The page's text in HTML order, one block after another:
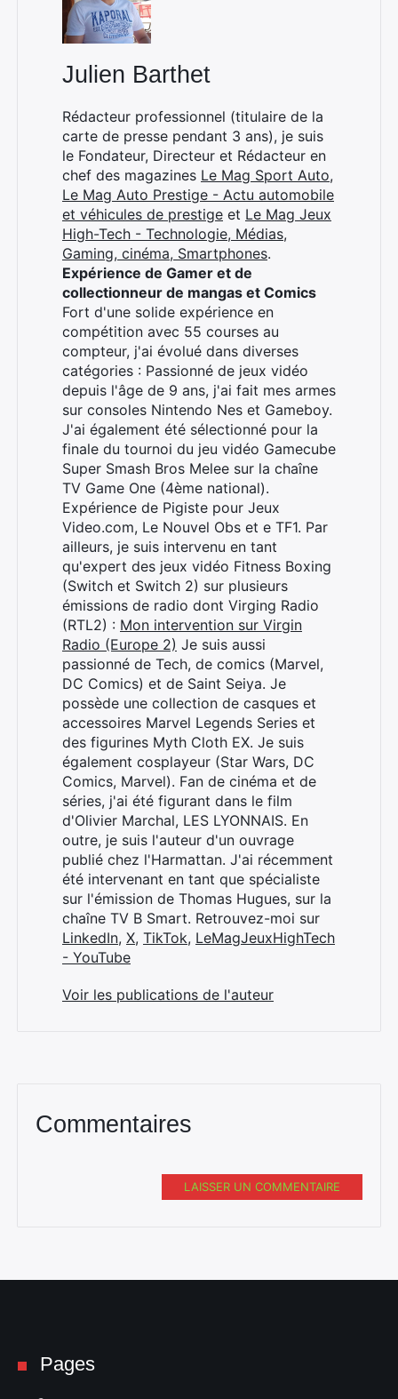
Julien Barthet
Rédacteur professionnel (titulaire de la
carte de presse pendant 3 ans), je suis
le Fondateur, Directeur et Rédacteur en
chef des magazines Le Mag Sport Auto,
Le Mag Auto Prestige - Actu automobile
et véhicules de prestige et Le Mag Jeux
High-Tech - Technologie, Médias,
Gaming, cinéma, Smartphones.
Expérience de Gamer et de
collectionneur de mangas et Comics
Fort d'une solide expérience en
compétition avec 55 courses au
compteur, j'ai évolué dans diverses
catégories : Passionné de jeux vidéo
depuis l'âge de 9 ans, j'ai fait mes armes
sur consoles Nintendo Nes et Gameboy.
J'ai également été sélectionné pour la
finale du tournoi du jeu vidéo Gamecube
Super Smash Bros Melee sur la chaîne
TV Game One (4ème national).
Expérience de Pigiste pour Jeux
Video.com, Le Nouvel Obs et e TF1. Par
ailleurs, je suis intervenu en tant
qu'expert des jeux vidéo Fitness Boxing
(Switch et Switch 2) sur plusieurs
émissions de radio dont Virging Radio
(RTL2) : Mon intervention sur Virgin
Radio (Europe 2) Je suis aussi
passionné de Tech, de comics (Marvel,
DC Comics) et de Saint Seiya. Je
possède une collection de casques et
accessoires Marvel Legends Series et
des figurines Myth Cloth EX. Je suis
également cosplayeur (Star Wars, DC
Comics, Marvel). Fan de cinéma et de
séries, j'ai été figurant dans le film
d'Olivier Marchal, LES LYONNAIS. En
outre, je suis l'auteur d'un ouvrage
publié chez l'Harmattan. J'ai récemment
été intervenant en tant que spécialiste
sur l'émission de Thomas Hugues, sur la
chaîne TV B Smart. Retrouvez-moi sur
LinkedIn, X, TikTok, LeMagJeuxHighTech
- YouTube
Voir les publications de l'auteur
Commentaires
LAISSER UN COMMENTAIRE
Pages
Rechercher
: